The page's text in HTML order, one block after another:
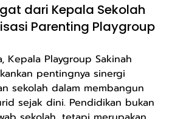
dari Kepala Sekolah
Parenting Playgroup
Kepala Playgroup Sakinah
pentingnya sinergi
sekolah dalam membangun
sejak dini. Pendidikan bukan